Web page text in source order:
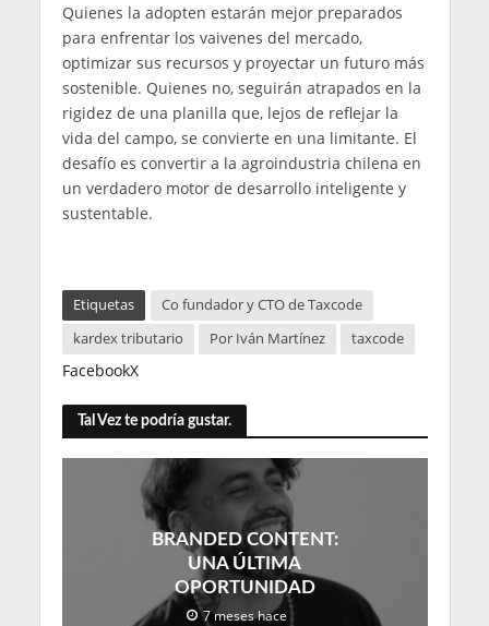
Quienes la adopten estarán mejor preparados
para enfrentar los vaivenes del mercado,
optimizar sus recursos y proyectar un futuro más
sostenible. Quienes no, seguirán atrapados en la
rigidez de una planilla que, lejos de reflejar la
vida del campo, se convierte en una limitante. El
desafío es convertir a la agroindustria chilena en
un verdadero motor de desarrollo inteligente y
sustentable.
Etiquetas
Co fundador y CTO de Taxcode
kardex tributario
Por Iván Martínez taxcode
FacebookX
Tal Vez te podría gustar.
BRANDED CONTENT:
UNA ÚLTIMA
OPORTUNIDAD
7 meses hace